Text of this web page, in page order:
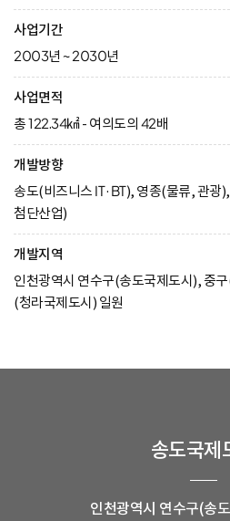
사업기간
2003년 ~ 2030년
사업면적
총 122.34㎢ - 여의도의 42배
개발방향
송도(비즈니스 IT·BT), 영종(물류, 관광
첨단산업)
개발지역
인천광역시 연수구(송도국제도시), 중
(청라국제도시) 일원
송도국제
인천광역시 연수구(송